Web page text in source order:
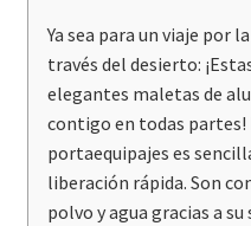
Ya sea para un viaje por
través del desierto:
elegantes maletas de
contigo en todas partes!
portaequipajes es
liberación rápida. Son
polvo y agua gracias a